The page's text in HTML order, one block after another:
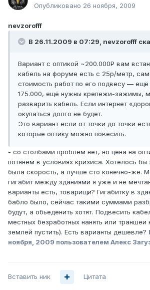
Опубликовано 26 ноября, 2009
nevzorofff
В 26.11.2009 в 07:29, nevzorofff
Вариант с оптикой ~200.000Р вам
кабель на форуме есть с 25р/метр,
стоимость работ по его подвесу —
175.000, ещё нужны крепежи-зажимы,
разварить кабель. Если интернет
окупаться долго не будет.
Это вариант если от точки до точки
которые оптику можно повесить.
- со столбами проблем нет, но цена на
потянем в условиях кризиса. Хотелось бы
была скорость, а лучше сто конечно-же.
гигабит между зданиями я уже и не
варианты есть, товарищи? Гигабитку в
бабло было, сейчас такими суммами
будут, а обьеденить хотят. Подвесить
местных безработных нанять или траншеи
землей пустить). Есть варианты дешевле?
ноября, 2009 пользователем Алекс
Вставить ник Цитата